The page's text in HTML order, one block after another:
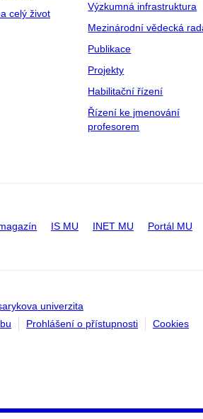
celý život
Výzkumná infrastruktura
Mezinárodní vědecká
Publikace
Projekty
Habilitační řízení
Řízení ke jmenování
profesorem
IS MU INET MU Portál MU
univerzita
Prohlášení o přístupnosti Cookies